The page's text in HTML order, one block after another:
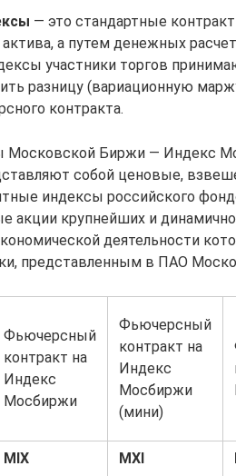
— это стандартные
а путем денежных
участники торгов
разницу (вариационную
контракта.
Московской Биржи — Индекс
собой ценовые,
индексы российского
акции крупнейших и
деятельности
представленным в ПАО
Фьючерсный
контракт на
Индекс
Мосбиржи
Фьючерсный
контракт на
Индекс
Мосбиржи
(мини)
MIX MXI